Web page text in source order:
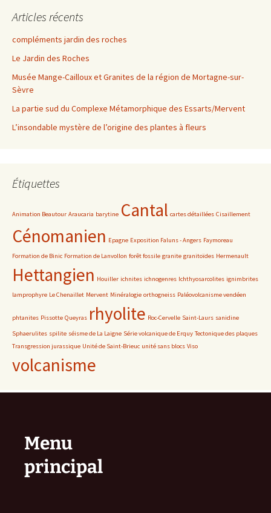
Articles récents
compléments jardin des roches
Le Jardin des Roches
Musée Mange-Cailloux et Granites de la région de Mortagne-sur-
Sèvre
La partie sud du Complexe Métamorphique des Essarts/Mervent
L’insondable mystère de l’origine des plantes à fleurs
Étiquettes
Animation Beautour Araucaria barytine Cantal cartes détaillées Cisaillement
Cénomanien Epagne Exposition Faluns - Angers Faymoreau
Formation de Binic Formation de Lanvollon forêt fossile granite granitoïdes Hermenault
Hettangien Houiller ichnites ichnogenres Ichthyosarcolites ignimbrites
lamprophyre Le Chenaillet Mervent Minéralogie orthogneiss Paléovolcanisme vendéen
phtanites Pissotte Queyras rhyolite Roc-Cervelle Saint-Laurs sanidine
Sphaerulites spilite séisme de La Laigne Série volcanique de Erquy Tectonique des plaques
Transgression jurassique Unité de Saint-Brieuc unité sans blocs Viso
volcanisme
Menu
principal